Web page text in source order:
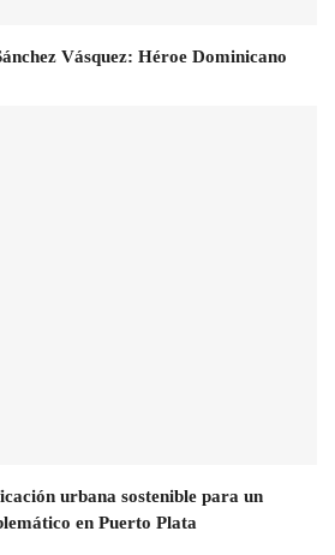
Vásquez: Héroe Dominicano
urbana sostenible para un
en Puerto Plata